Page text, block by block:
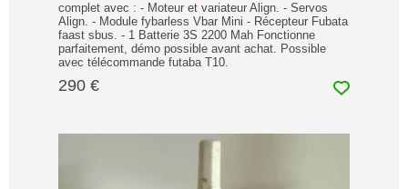
complet avec : - Moteur et variateur Align. - Servos
Align. - Module fybarless Vbar Mini - Récepteur Fubata
faast sbus. - 1 Batterie 3S 2200 Mah Fonctionne
parfaitement, démo possible avant achat. Possible
avec télécommande futaba T10.
290 €